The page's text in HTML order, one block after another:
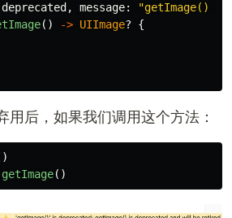
deprecated , message:
"getImage()
() -> UIImage?
{
用后，如果我们调用这个方法：
getImage()